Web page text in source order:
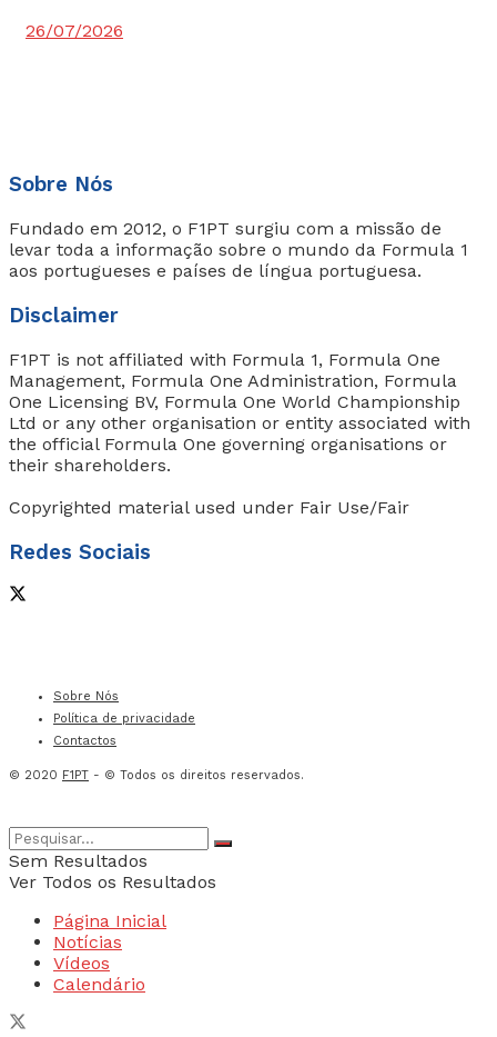
26/07/2026
Sobre Nós
Fundado em 2012, o F1PT surgiu com a missão de
levar toda a informação sobre o mundo da Formula 1
aos portugueses e países de língua portuguesa.
Disclaimer
F1PT is not affiliated with Formula 1, Formula One
Management, Formula One Administration, Formula
One Licensing BV, Formula One World Championship
Ltd or any other organisation or entity associated with
the official Formula One governing organisations or
their shareholders.
Copyrighted material used under Fair Use/Fair
Redes Sociais
Sobre Nós
Política de privacidade
Contactos
© 2020 F1PT - © Todos os direitos reservados.
Sem Resultados
Ver Todos os Resultados
Página Inicial
Notícias
Vídeos
Calendário